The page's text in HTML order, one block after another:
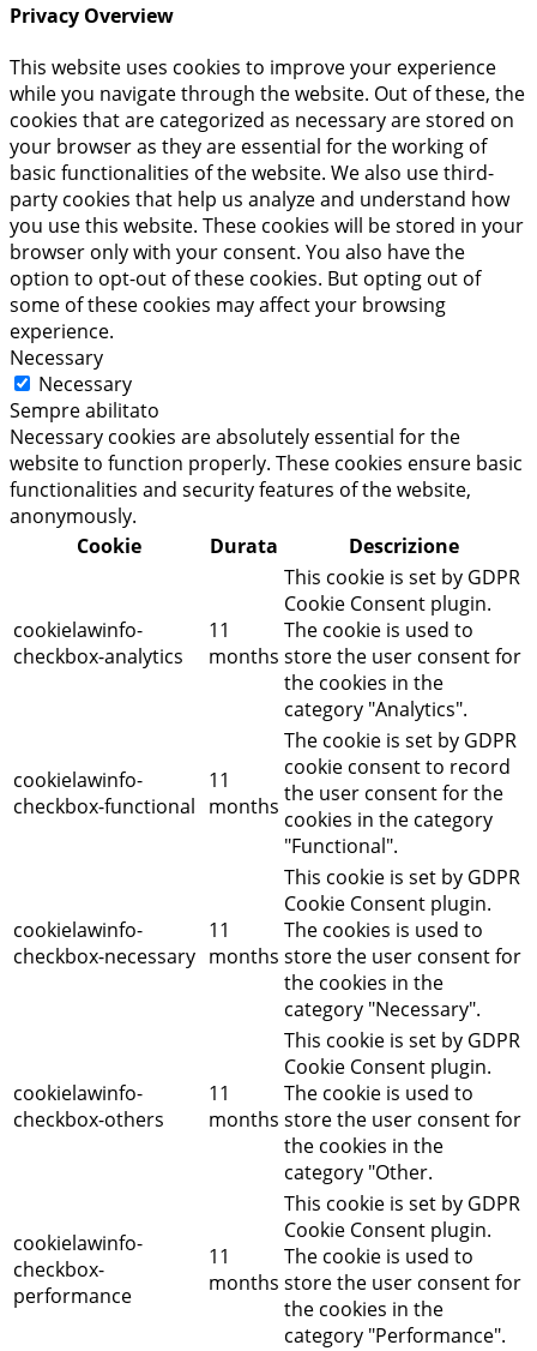
Privacy Overview
This website uses cookies to improve your experience
while you navigate through the website. Out of these, the
cookies that are categorized as necessary are stored on
your browser as they are essential for the working of
basic functionalities of the website. We also use third-
party cookies that help us analyze and understand how
you use this website. These cookies will be stored in your
browser only with your consent. You also have the
option to opt-out of these cookies. But opting out of
some of these cookies may affect your browsing
experience.
Necessary
Necessary
Sempre abilitato
Necessary cookies are absolutely essential for the
website to function properly. These cookies ensure basic
functionalities and security features of the website,
anonymously.
Cookie
Durata Descrizione
cookielawinfo-
checkbox-analytics
11
months
This cookie is set by GDPR
Cookie Consent plugin.
The cookie is used to
store the user consent for
the cookies in the
category "Analytics".
cookielawinfo-
checkbox-functional
11
months
The cookie is set by GDPR
cookie consent to record
the user consent for the
cookies in the category
"Functional".
cookielawinfo-
checkbox-necessary
11
months
This cookie is set by GDPR
Cookie Consent plugin.
The cookies is used to
store the user consent for
the cookies in the
category "Necessary".
cookielawinfo-
checkbox-others
11
months
This cookie is set by GDPR
Cookie Consent plugin.
The cookie is used to
store the user consent for
the cookies in the
category "Other.
cookielawinfo-
checkbox-
performance
11
months
This cookie is set by GDPR
Cookie Consent plugin.
The cookie is used to
store the user consent for
the cookies in the
category "Performance".